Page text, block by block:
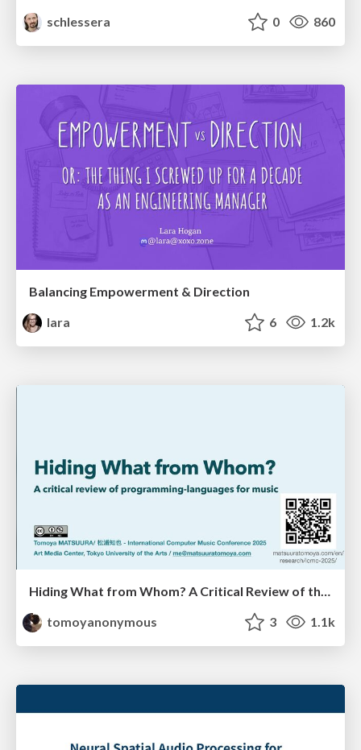
schlessera
0 860
Balancing Empowerment & Direction
lara
6 1.2k
Hiding What from Whom? A Critical Review of the History of Programming languages for Music
tomoyanonymous
3 1.1k